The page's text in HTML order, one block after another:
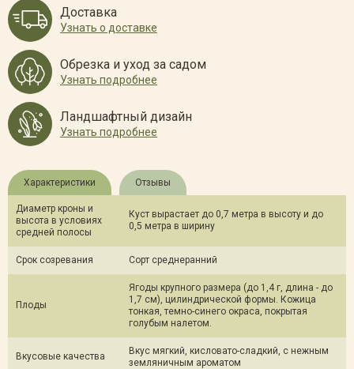
Жимолость съедобная 'Золушка' (СК2, 1 летка, С2)
480 Р Нет в наличии
Жимолость съедобная 'Золушка' (СК2, 2 летка, С3)
650 Р
Доставка
Узнать о доставке
Обрезка и уход за садом
Узнать подробнее
Ландшафтный дизайн
Узнать подробнее
Характеристики Отзывы
Диаметр кроны и
высота в условиях
средней полосы
Куст вырастает до 0,7 метра в высоту и до
0,5 метра в ширину
Срок созревания Сорт среднеранний
Плоды
Ягоды крупного размера (до 1,4 г, длина - до
1,7 см), цилиндрической формы. Кожица
тонкая, темно-синего окраса, покрытая
голубым налетом.
Вкусовые качества
Вкус мягкий, кисловато-сладкий, с нежным
земляничным ароматом